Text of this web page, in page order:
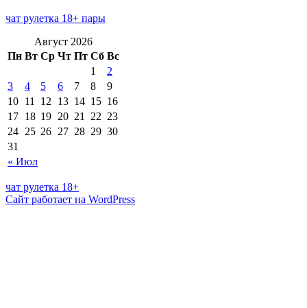
чат рулетка 18+ пары
Август 2026
Пн Вт Ср Чт Пт Сб Вс
« Июл
1
2
3
4 5 6 7 8
9
10 11 12 13 14 15 16
17 18 19 20 21 22 23
24 25 26 27 28 29 30
31
чат рулетка 18+
Сайт работает на WordPress